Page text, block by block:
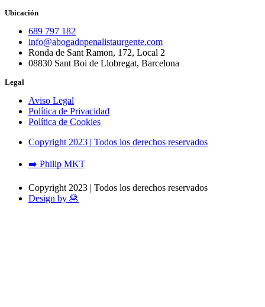
Ubicación
689 797 182
info@abogadopenalistaurgente.com
Ronda de Sant Ramon, 172, Local 2
08830 Sant Boi de Llobregat, Barcelona
Legal
Aviso Legal
Política de Privacidad
Política de Cookies
Copyright 2023 | Todos los derechos reservados
➡️ Philip MKT
Copyright 2023 | Todos los derechos reservados
Design by 🦧